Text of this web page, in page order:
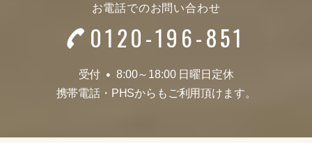
お電話でのお問い合わせ
0120-196-851
受付 ●
8:00～18:00 日曜日定休
携帯電話・ PHSからもご利用頂けます。